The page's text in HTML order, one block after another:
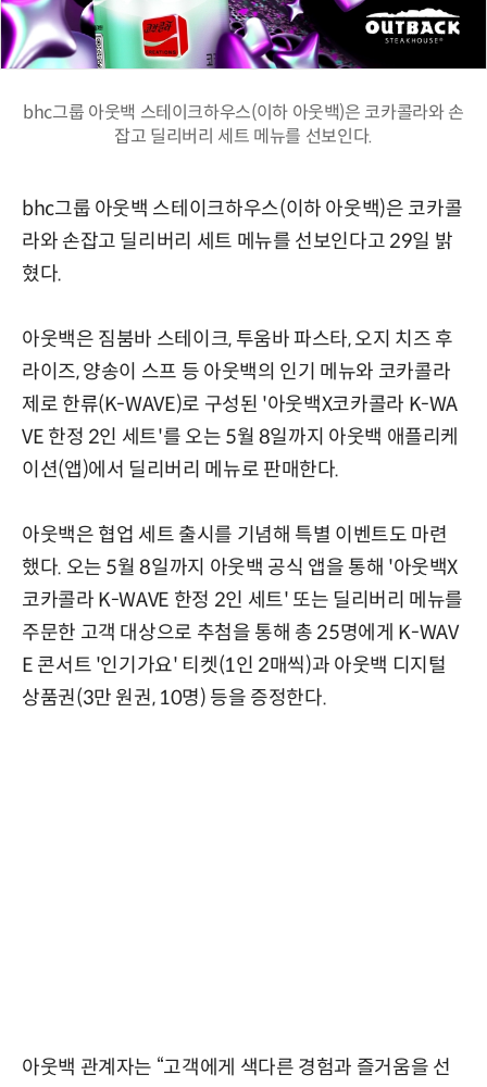
bhc그룹 아웃백 스테이크하우스(이하 아웃백)은 코카콜라와 손
잡고 딜리버리 세트 메뉴를 선보인다.
bhc그룹 아웃백 스테이크하우스(이하 아웃백)은 코카콜
라와 손잡고 딜리버리 세트 메뉴를 선보인다고 29일 밝
혔다.
아웃백은 짐붐바 스테이크, 투움바 파스타, 오지 치즈 후
라이즈, 양송이 스프 등 아웃백의 인기 메뉴와 코카콜라
제로 한류(K-WAVE)로 구성된 '아웃백X코카콜라 K-WA
VE 한정 2인 세트'를 오는 5월 8일까지 아웃백 애플리케
이션(앱)에서 딜리버리 메뉴로 판매한다.
아웃백은 협업 세트 출시를 기념해 특별 이벤트도 마련
했다. 오는 5월 8일까지 아웃백 공식 앱을 통해 '아웃백X
코카콜라 K-WAVE 한정 2인 세트' 또는 딜리버리 메뉴를
주문한 고객 대상으로 추첨을 통해 총 25명에게 K-WAV
E 콘서트 '인기가요' 티켓(1인 2매씩)과 아웃백 디지털
상품권(3만 원권, 10명) 등을 증정한다.
아웃백 관계자는 “고객에게 색다른 경험과 즐거움을 선